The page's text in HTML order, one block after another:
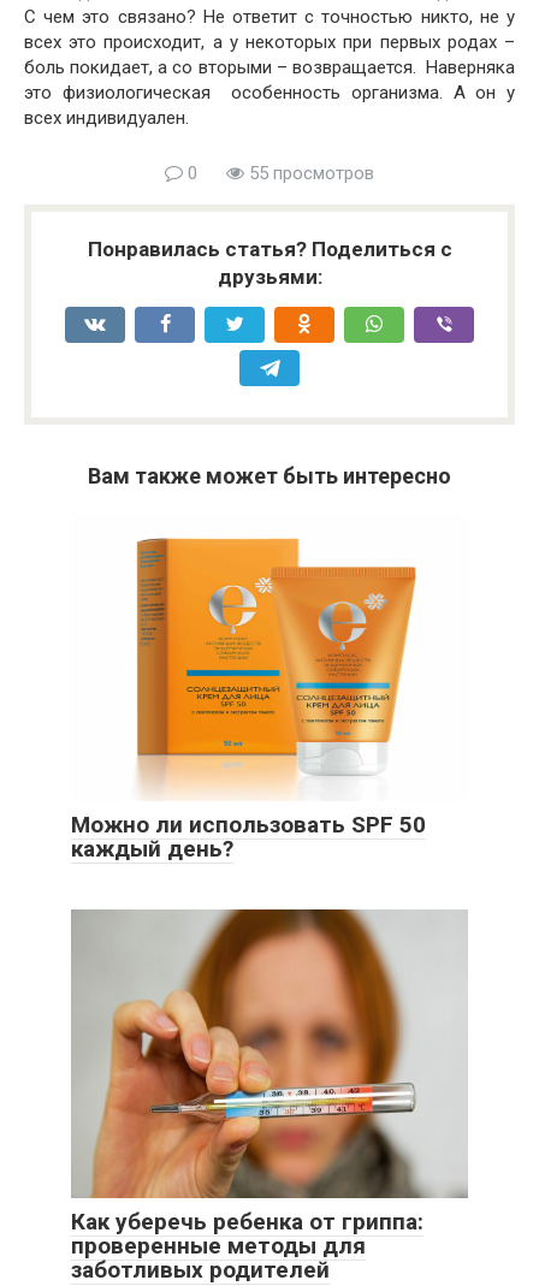
С чем это связано? Не ответит с точностью никто, не у
всех это происходит, а у некоторых при первых родах –
боль покидает, а со вторыми – возвращается. Наверняка
это физиологическая особенность организма. А он у
всех индивидуален.
0 55 просмотров
Понравилась статья? Поделиться с
друзьями:
Вам также может быть интересно
Можно ли использовать SPF 50
каждый день?
Как уберечь ребенка от гриппа:
проверенные методы для
заботливых родителей